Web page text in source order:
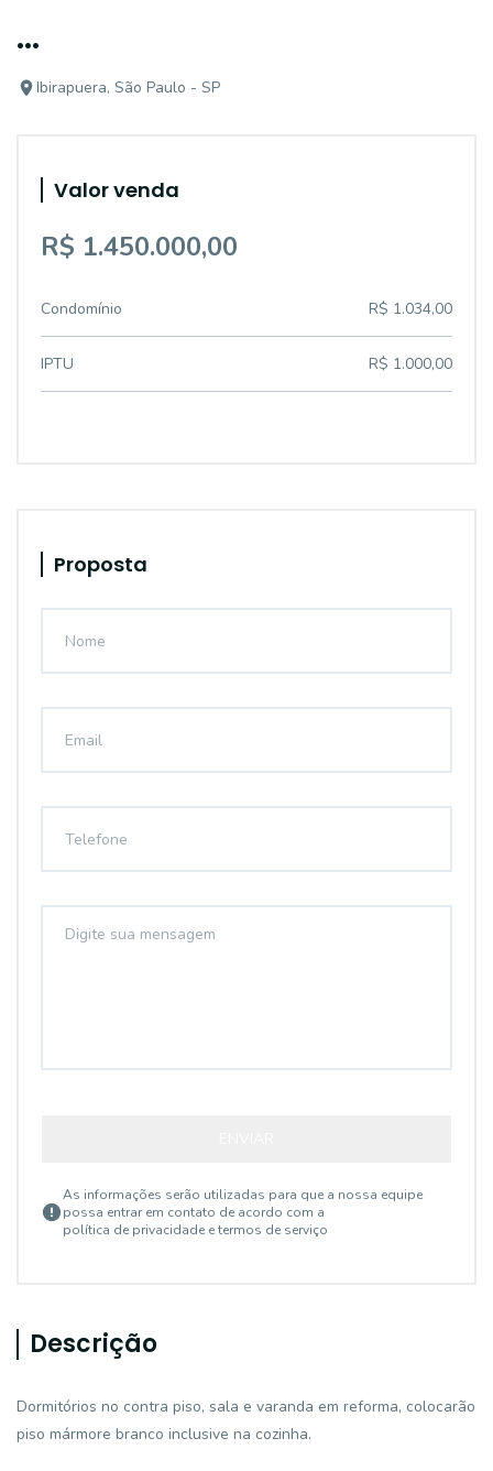
...
Ibirapuera, São Paulo - SP
Valor venda
R$ 1.450.000,00
Condomínio R$ 1.034,00
IPTU R$ 1.000,00
Proposta
As informações serão utilizadas para que a nossa equipe
possa entrar em contato de acordo com a
política de privacidade e termos de serviço
Descrição
Dormitórios no contra piso, sala e varanda em reforma, colocarão
piso mármore branco inclusive na cozinha.